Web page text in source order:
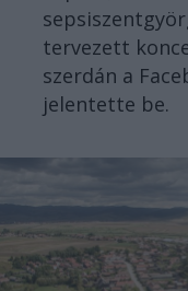
tervezett
szerdán a
jelentette be.